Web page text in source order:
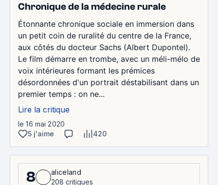
Chronique de la médecine rurale
Étonnante chronique sociale en immersion dans
un petit coin de ruralité du centre de la France,
aux côtés du docteur Sachs (Albert Dupontel).
Le film démarre en trombe, avec un méli-mélo de
voix intérieures formant les prémices
désordonnées d'un portrait déstabilisant dans un
premier temps : on ne...
Lire la critique
le 16 mai 2020
5 j'aime
420
8
aliceland
208 critiques